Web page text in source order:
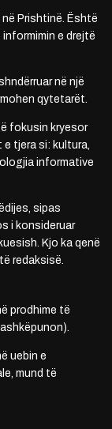
Prishtinë. Është
e drejtë
në një
qytetarët.
fokusin kryesor
tjera si: kultura,
informative
sipas
i konsideruar
Kjo ka qenë
redaksisë.
prodhime të
uebin e
mund të